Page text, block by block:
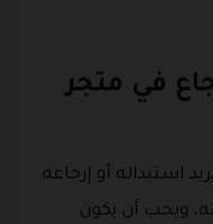
في متجر
استبداله أو إرجاعه
ويجب أن يكون